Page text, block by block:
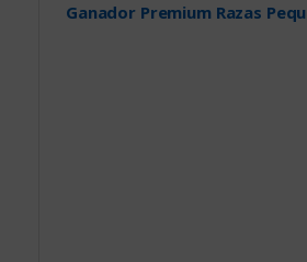
Ganador Premium Razas